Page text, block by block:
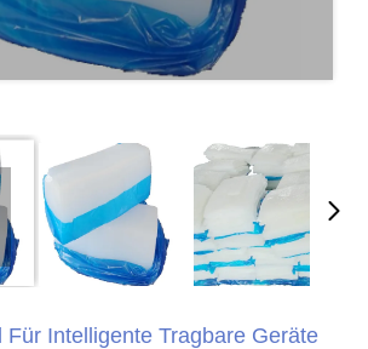
Für Intelligente Tragbare Geräte